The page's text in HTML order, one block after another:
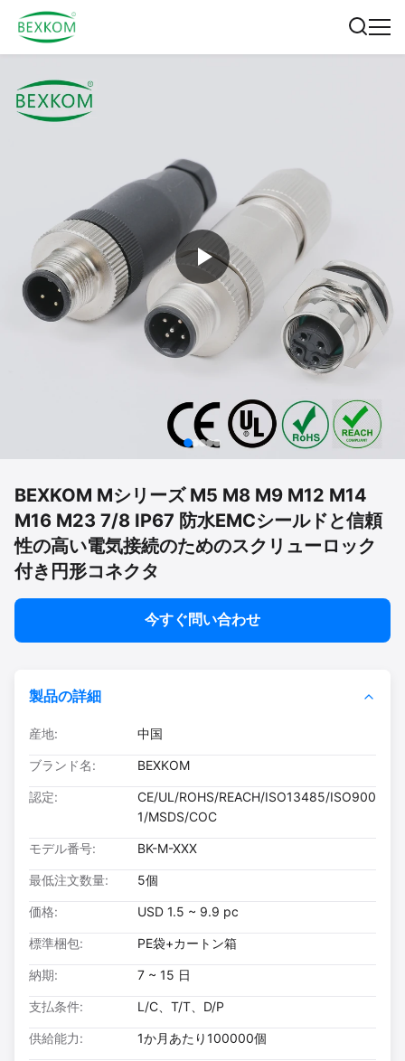
BEXKOM Mシリーズ M5 M8 M9 M12 M14
M16 M23 7/8 IP67 防水EMCシールドと信頼
性の高い電気接続のためのスクリューロック
付き円形コネクタ
今すぐ問い合わせ
製品の詳細
産地: 中国
ブランド名: BEXKOM
認定:
CE/UL/ROHS/REACH/ISO13485/ISO900
1/MSDS/COC
モデル番号: BK-M-XXX
最低注文数量: 5個
価格: USD 1.5 ~ 9.9 pc
標準梱包: PE袋+カートン箱
納期: 7 ~ 15 日
支払条件: L/C、T/T、D/P
供給能力: 1か月あたり100000個